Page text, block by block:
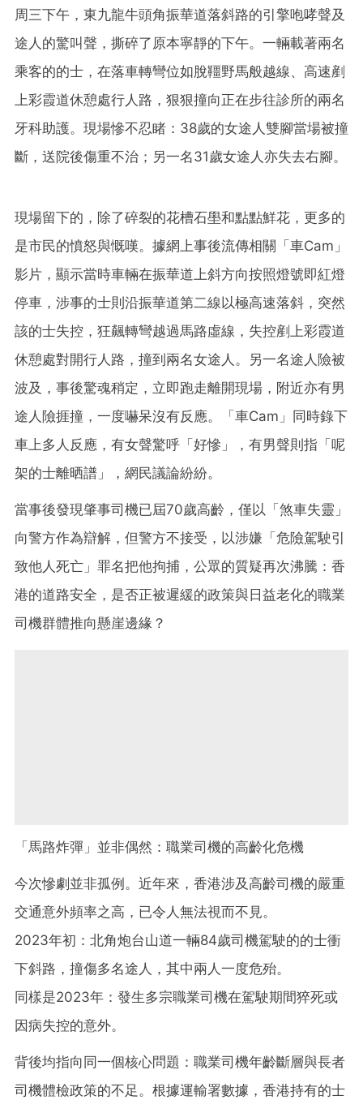
周三下午，東九龍牛頭角振華道落斜路的引擎咆哮聲及
途人的驚叫聲，撕碎了原本寧靜的下午。一輛載著兩名
乘客的的士，在落車轉彎位如脫韁野馬般越線、高速剷
上彩霞道休憩處行人路，狠狠撞向正在步往診所的兩名
牙科助護。現場慘不忍睹：38歲的女途人雙腳當場被撞
斷，送院後傷重不治；另一名31歲女途人亦失去右腳。
現場留下的，除了碎裂的花槽石壆和點點鮮花，更多的
是市民的憤怒與慨嘆。據網上事後流傳相關「車Cam」
影片，顯示當時車輛在振華道上斜方向按照燈號即紅燈
停車，涉事的士則沿振華道第二線以極高速落斜，突然
該的士失控，狂飆轉彎越過馬路虛線，失控剷上彩霞道
休憩處對開行人路，撞到兩名女途人。另一名途人險被
波及，事後驚魂稍定，立即跑走離開現場，附近亦有男
途人險捱撞，一度嚇呆沒有反應。「車Cam」同時錄下
車上多人反應，有女聲驚呼「好慘」，有男聲則指「呢
架的士離晒譜」，網民議論紛紛。
當事後發現肇事司機已屆70歲高齡，僅以「煞車失靈」
向警方作為辯解，但警方不接受，以涉嫌「危險駕駛引
致他人死亡」罪名把他拘捕，公眾的質疑再次沸騰：香
港的道路安全，是否正被遲緩的政策與日益老化的職業
司機群體推向懸崖邊緣？
「馬路炸彈」並非偶然：職業司機的高齡化危機
今次慘劇並非孤例。近年來，香港涉及高齡司機的嚴重
交通意外頻率之高，已令人無法視而不見。
2023年初：北角炮台山道一輛84歲司機駕駛的的士衝
下斜路，撞傷多名途人，其中兩人一度危殆。
同樣是2023年：發生多宗職業司機在駕駛期間猝死或
因病失控的意外。
背後均指向同一個核心問題：職業司機年齡斷層與長者
司機體檢政策的不足。根據運輸署數據，香港持有的士